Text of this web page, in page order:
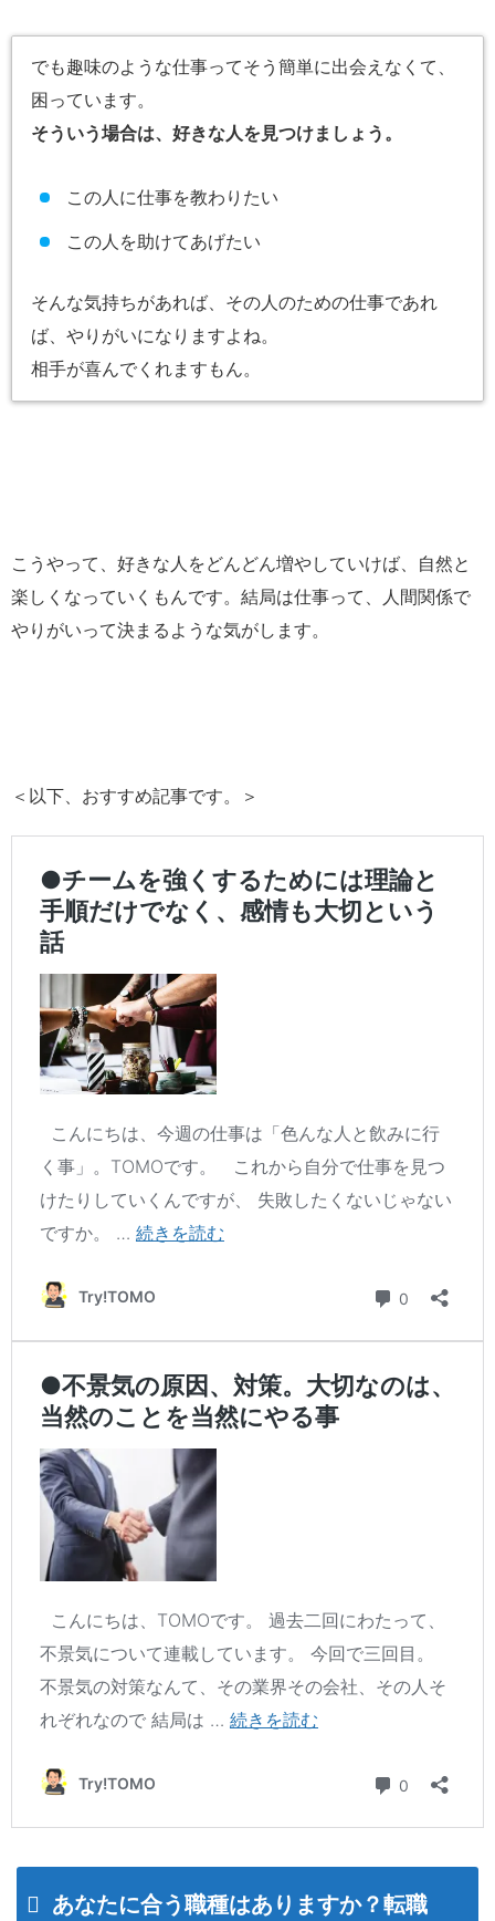
でも趣味のような仕事ってそう簡単に出会えなくて、
困っています。
そういう場合は、好きな人を見つけましょう。
この人に仕事を教わりたい
この人を助けてあげたい
そんな気持ちがあれば、その人のための仕事であれ
ば、やりがいになりますよね。
相手が喜んでくれますもん。
こうやって、好きな人をどんどん増やしていけば、自然と
楽しくなっていくもんです。結局は仕事って、人間関係で
やりがいって決まるような気がします。
＜以下、おすすめ記事です。＞
あなたに合う職種はありますか？転職